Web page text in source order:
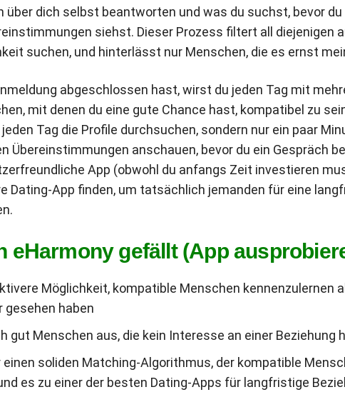
über dich selbst beantworten und was du suchst, bevor
siehst. Dieser Prozess filtert all diejenigen
suchen, und hinterlässt nur Menschen, die es ernst
abgeschlossen hast, wirst du jeden Tag mit
mit denen du eine gute Chance hast, kompatibel zu
Tag die Profile durchsuchen, sondern nur ein paar
Übereinstimmungen anschauen, bevor du ein Gespräch
App (obwohl du anfangs Zeit investieren
Dating-App finden, um tatsächlich jemanden für eine
eHarmony gefällt (App
Möglichkeit, kompatible Menschen kennenzulernen
gesehen haben
gut Menschen aus, die kein Interesse an einer Beziehung
einen soliden Matching-Algorithmus, der kompatible
es zu einer der besten Dating-Apps für langfristige